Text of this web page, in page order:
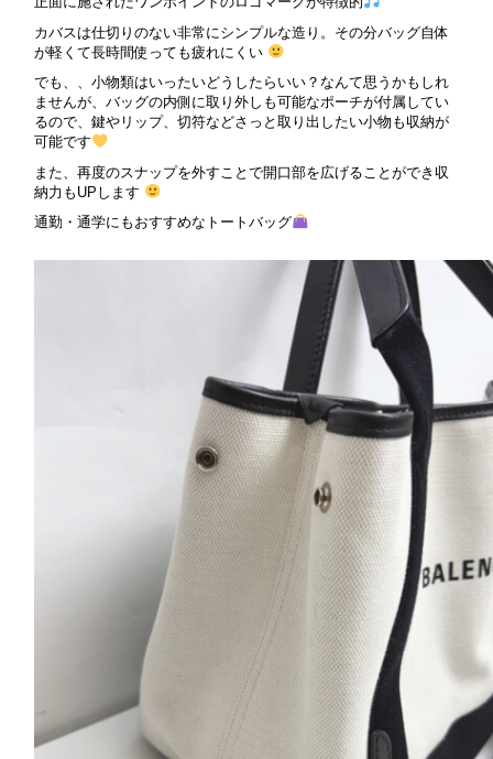
カバスは仕切りのない非常にシンプルな造り。その分バッグ自体
が軽くて長時間使っても疲れにくい
でも、、小物類はいったいどうしたらいい？なんて思うかもしれ
ませんが、バッグの内側に取り外しも可能なポーチが付属してい
るので、鍵やリップ、切符などさっと取り出したい小物も収納が
可能です
また、再度のスナップを外すことで開口部を広げることができ収
納力もUPします
通勤・通学にもおすすめなトートバッグ